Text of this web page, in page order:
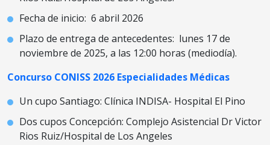
Fecha de inicio: 6 abril 2026
Plazo de entrega de antecedentes: lunes 17 de
noviembre de 2025, a las 12:00 horas (mediodía).
Concurso CONISS 2026 Especialidades Médicas
Un cupo Santiago: Clínica INDISA- Hospital El Pino
Dos cupos Concepción: Complejo Asistencial Dr Victor
Rios Ruiz/Hospital de Los Angeles